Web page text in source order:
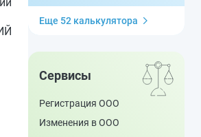
Еще 52 калькулятора
Сервисы
Регистрация ООО
Изменения в ООО